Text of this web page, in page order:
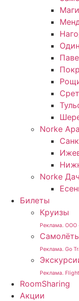
Norke
Norke
Билеты
Круизы
Реклама. ООО
Реклама. Go
Реклама.
RoomSharing
Акции